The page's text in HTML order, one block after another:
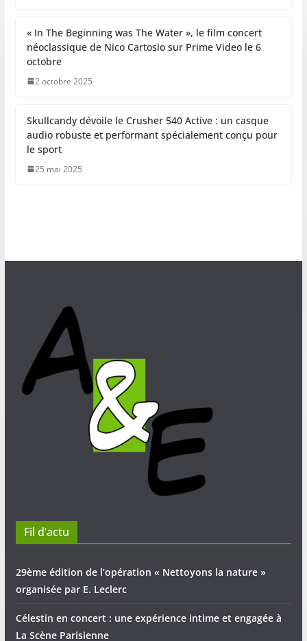
« In The Beginning was The Water », le film concert
néoclassique de Nico Cartosio sur Prime Video le 6
octobre
2 octobre 2025
Skullcandy dévoile le Crusher 540 Active : un casque
audio robuste et performant spécialement conçu pour
le sport
25 mai 2025
Fil d’actu
29ème édition de l’opération « Nettoyons la nature »
organisée par E. Leclerc
Célestin en concert : une expérience intime et engagée à
La Scène Parisienne